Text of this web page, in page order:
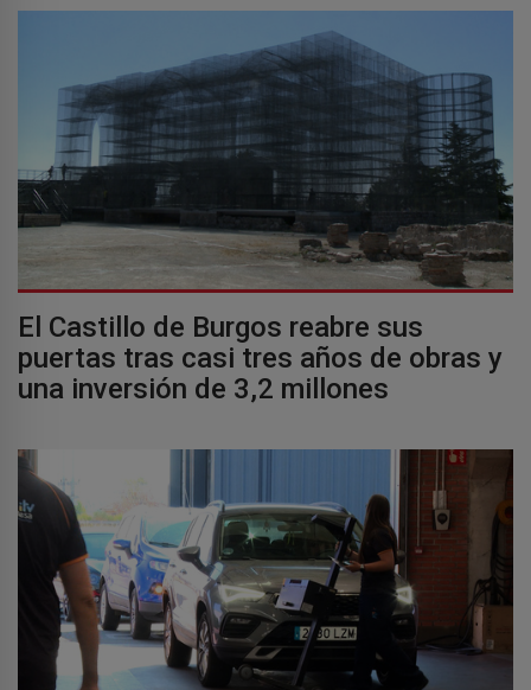
El Castillo de Burgos reabre sus
puertas tras casi tres años de obras y
una inversión de 3,2 millones